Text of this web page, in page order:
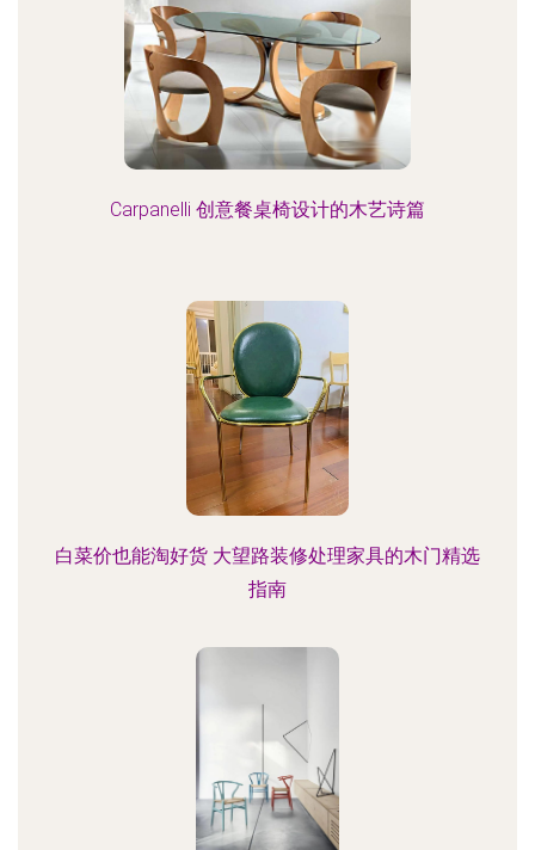
Carpanelli 创意餐桌椅设计的木艺诗篇
白菜价也能淘好货 大望路装修处理家具的木门精选
指南